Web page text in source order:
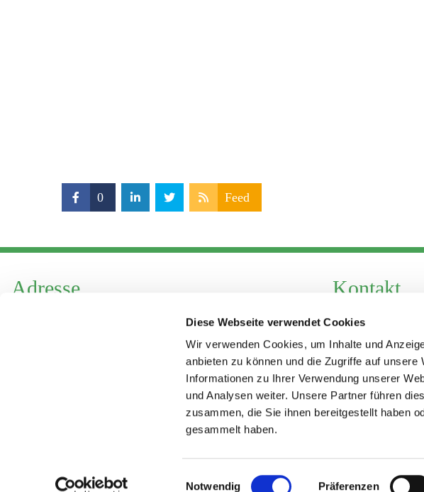
Diese Webseite verwendet Cookies
Wir verwenden Cookies, um Inhalte und
anbieten zu können und die Zugriffe auf
Informationen zu Ihrer Verwendung unserer
und Analysen weiter. Unsere Partner führen
zusammen, die Sie ihnen bereitgestellt haben
gesammelt haben.
Einwilligungsauswahl
Notwendig Präferenzen
0 Feed
Adresse
Katholische Kirchengemeinde Pfarrei
Hl. Theresa von Avila Berlin Nordost
Leitender Pfarrer - Norbert Pomplun
Kontakt
Telefon +49 30
Fax +49 30 924
E-Mail
Kirchenvorstand